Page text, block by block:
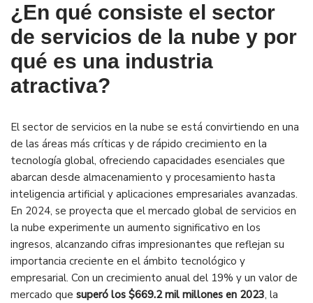
¿En qué consiste el sector
de servicios de la nube y por
qué es una industria
atractiva?
El sector de servicios en la nube se está convirtiendo en una
de las áreas más críticas y de rápido crecimiento en la
tecnología global, ofreciendo capacidades esenciales que
abarcan desde almacenamiento y procesamiento hasta
inteligencia artificial y aplicaciones empresariales avanzadas.
En 2024, se proyecta que el mercado global de servicios en
la nube experimente un aumento significativo en los
ingresos, alcanzando cifras impresionantes que reflejan su
importancia creciente en el ámbito tecnológico y
empresarial. Con un crecimiento anual del 19% y un valor de
mercado que superó los $669.2 mil millones en 2023, la